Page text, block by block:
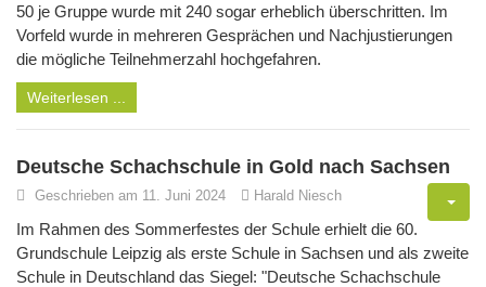
50 je Gruppe wurde mit 240 sogar erheblich überschritten. Im
Vorfeld wurde in mehreren Gesprächen und Nachjustierungen
die mögliche Teilnehmerzahl hochgefahren.
Weiterlesen ...
Deutsche Schachschule in Gold nach Sachsen
Geschrieben am 11. Juni 2024 Harald Niesch
Im Rahmen des Sommerfestes der Schule erhielt die 60.
Grundschule Leipzig als erste Schule in Sachsen und als zweite
Schule in Deutschland das Siegel: "Deutsche Schachschule